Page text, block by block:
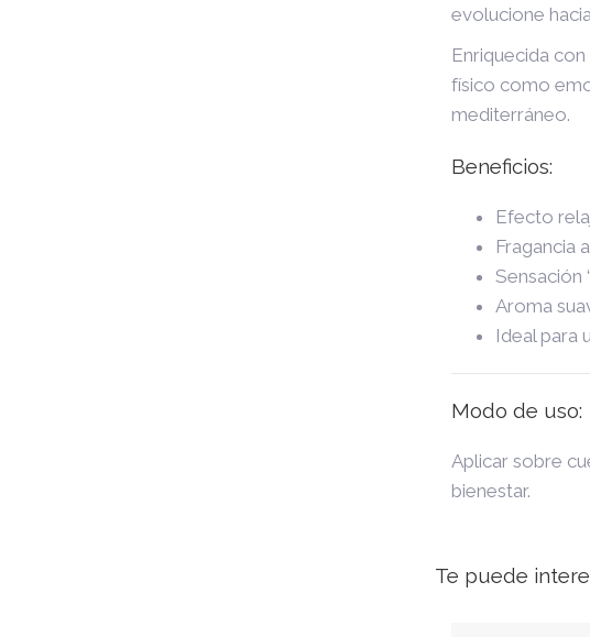
evolucione
Enriquecida
físico como
mediterráneo.
Beneficios:
Efecto
Fragancia
Sensación
Aroma
Ideal para
Modo de uso:
Aplicar sobre
bienestar.
Te puede